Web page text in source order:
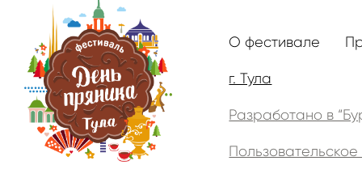
О фестивале
г. Тула
Разработано в